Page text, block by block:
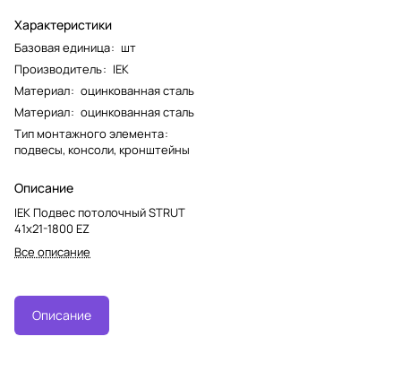
Характеристики
Базовая единица: шт
Производитель: IEK
Материал: оцинкованная сталь
Материал: оцинкованная сталь
Тип монтажного элемента:
подвесы, консоли, кронштейны
Описание
IEK Подвес потолочный STRUT
41х21-1800 EZ
Все описание
Описание